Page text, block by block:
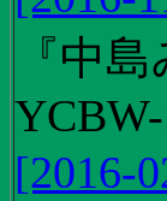
『中
[2016-